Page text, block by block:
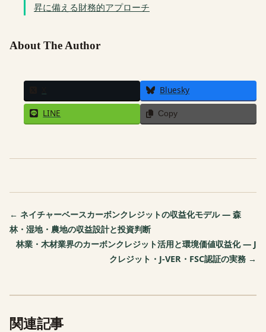
昇に備える財務的アプローチ
About The Author
Bluesky
LINE Copy
← ネイチャーベースカーボンクレジットの収益化モデル — 森
林・湿地・農地の収益設計と投資判断
林業・木材業界のカーボンクレジット活用と環境価値収益化 — J
クレジット・J-VER・FSC認証の実務 →
関連記事